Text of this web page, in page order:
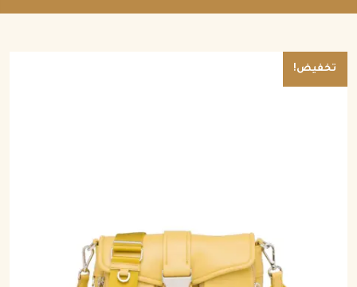
تخفيض!